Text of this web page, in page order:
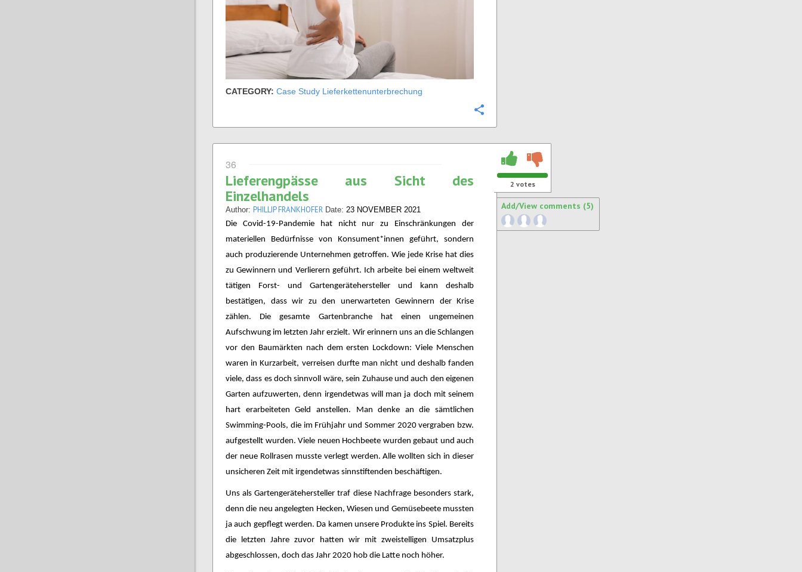
CATEGORY: Case Study Lieferkettenunterbrechung
36
Lieferengpässe aus Sicht des
Einzelhandels
Author: PHILLIP FRANKHOFER Date: 23 NOVEMBER 2021
Die Covid-19-Pandemie hat nicht nur zu Einschränkungen der
materiellen Bedürfnisse von Konsument*innen geführt, sondern
auch produzierende Unternehmen getroffen. Wie jede Krise hat dies
zu Gewinnern und Verlierern geführt. Ich arbeite bei einem weltweit
tätigen Forst- und Gartengerätehersteller und kann deshalb
bestätigen, dass wir zu den unerwarteten Gewinnern der Krise
zählen. Die gesamte Gartenbranche hat einen ungemeinen
Aufschwung im letzten Jahr erzielt. Wir erinnern uns an die Schlangen
vor den Baumärkten nach dem ersten Lockdown: Viele Menschen
waren in Kurzarbeit, verreisen durfte man nicht und deshalb fanden
viele, dass es doch sinnvoll wäre, sein Zuhause und auch den eigenen
Garten aufzuwerten, denn irgendetwas will man ja doch mit seinem
hart erarbeiteten Geld anstellen. Man denke an die sämtlichen
Swimming-Pools, die im Frühjahr und Sommer 2020 vergraben bzw.
aufgestellt wurden. Viele neuen Hochbeete wurden gebaut und auch
der neue Rollrasen musste verlegt werden. Alle wollten sich in dieser
unsicheren Zeit mit irgendetwas sinnstiftenden beschäftigen.
Uns als Gartengerätehersteller traf diese Nachfrage besonders stark,
denn die neu angelegten Hecken, Wiesen und Gemüsebeete mussten
ja auch gepflegt werden. Da kamen unsere Produkte ins Spiel. Bereits
die letzten Jahre zuvor hatten wir mit zweistelligen Umsatzplus
abgeschlossen, doch das Jahr 2020 hob die Latte noch höher.
2 votes
Add/View comments (5)